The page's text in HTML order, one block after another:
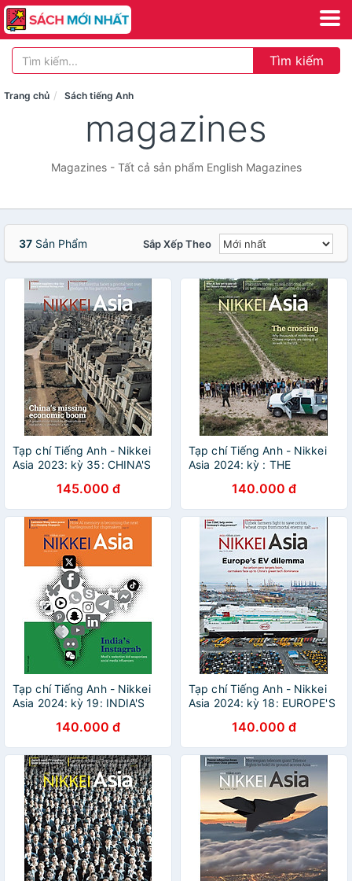
Tìm kiếm
Trang chủ Sách tiếng Anh
magazines
Magazines - Tất cả sản phẩm English Magazines
37 Sản Phẩm Sắp Xếp Theo
Tạp chí Tiếng Anh - Nikkei
Asia 2023: kỳ 35: CHINA'S
145.000 đ
Tạp chí Tiếng Anh - Nikkei
Asia 2024: kỳ : THE
140.000 đ
Tạp chí Tiếng Anh - Nikkei
Asia 2024: kỳ 19: INDIA'S
140.000 đ
Tạp chí Tiếng Anh - Nikkei
Asia 2024: kỳ 18: EUROPE'S
140.000 đ